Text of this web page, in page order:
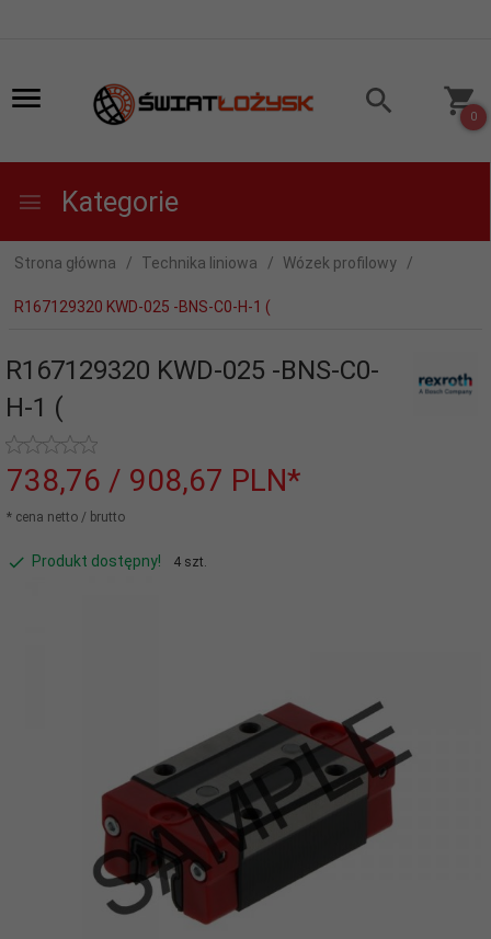
0
Kategorie
Strona główna Technika liniowa Wózek profilowy
R167129320 KWD-025 -BNS-C0-H-1 (
R167129320 KWD-025 -BNS-C0-
H-1 (
738,76 / 908,67 PLN*
* cena netto / brutto
Produkt dostępny! 4 szt.